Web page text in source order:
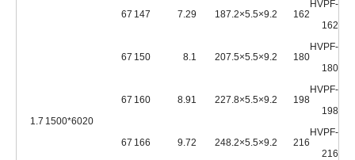
6020*1500
1.7
HVPF-
162
162
9.2×5.5×7.2
18
7.29
147
67
HVPF-
180
180
9.2×5.5×7.5
20
8.1
150
67
HVPF-
198
198
9.2×5.5×7.8
22
8.91
160
67
HVPF-
216
216
9.2×5.5×8.2
24
9.72
166
67